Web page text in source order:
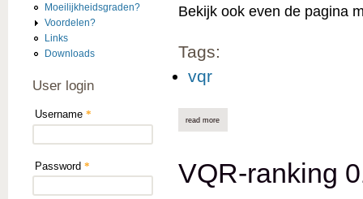
Bekijk ook even de pagina
Tags:
vqr
read more
VQR-ranking
Moeilijkheidsgraden?
Voordelen?
Links
Downloads
User login
Username *
Password *